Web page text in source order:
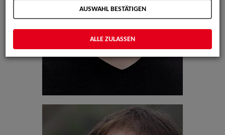
AUSWAHL BESTÄTIGEN
ALLE ZULASSEN